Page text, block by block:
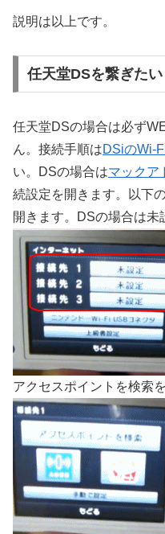
説明は以上です。
任天堂DSを繋ぎたい
任天堂DSの場合は必ず
ん。接続手順はDSiのWi-
い。DSの場合はマックア
続設定を開きます。以下
開きます。DSの場合は未
アクセスポイントを検索